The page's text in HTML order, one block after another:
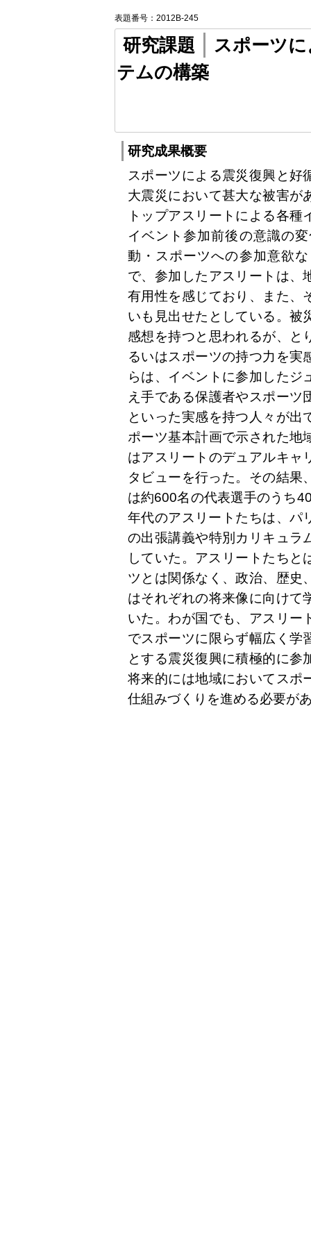
表題番号：2012B-245
研究課題
スポーツ
テムの構築
研究成果概要
スポーツによる震災復興と好
大震災において甚大な被害が
トップアスリートによる各
イベント参加前後の意識の
動・スポーツへの参加意欲
で、参加したアスリートは、
有用性を感じており、また、
いも見出せたとしている。被
感想を持つと思われるが、と
るいはスポーツの持つ力を実
らは、イベントに参加したジ
え手である保護者やスポーツ
といった実感を持つ人々が出
ポーツ基本計画で示された地
はアスリートのデュアルキャ
タビューを行った。その結果
は約600名の代表選手のうち
年代のアスリートたちは、パ
の出張講義や特別カリキュラ
していた。アスリートたち
ツとは関係なく、政治、歴史
はそれぞれの将来像に向けて
いた。わが国でも、アスリー
でスポーツに限らず幅広く学
とする震災復興に積極的に参
将来的には地域においてスポ
仕組みづくりを進める必要が